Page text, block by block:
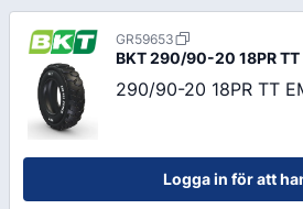
GR59653
BKT290/90-20 18PR TT
290/90-20 18PR TT
Logga in för att